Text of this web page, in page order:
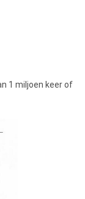
1 miljoen keer of